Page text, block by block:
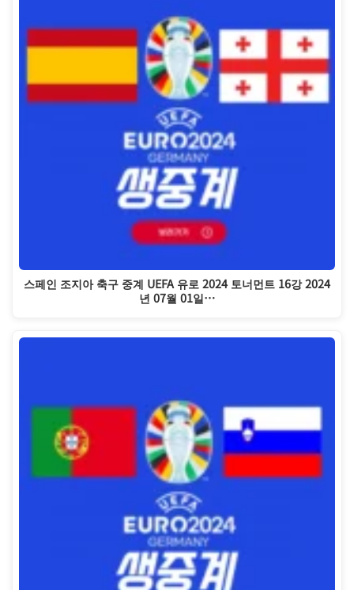
스페인 조지아 축구 중계 UEFA 유로 2024 토너먼트 16강 2024
년 07월 01일…